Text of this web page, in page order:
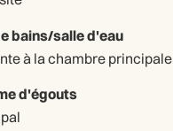
bains/salle d'eau
à la chambre principale
d'égouts